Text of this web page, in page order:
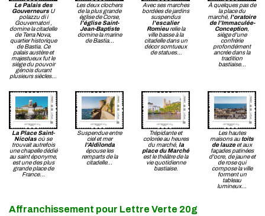
Le Palais des
Gouverneurs U
polazzu di i
Gouvernatori,
domine la citadelle
de Terra Nova,
quartier historique
de Bastia. Ce
palais austère et
majestueux fut le
siège du pouvoir
génois durant
plusieurs siècles...
Les deux clochers
de la plus grande
église de Corse,
l'église Saint-
Jean-Baptiste
domine la marine
de Bastia...
Avec ses marches
bordées de jardins
suspendus
l'escalier
Romieurelie la
ville basse à la
citadelle dans un
décor somtueux
de statues…
À quelques pas de
la place du
marché, l'oratoire
de l'Immaculée-
Conception,
siège d'une
confrérie
profondément
ancrée dans la
tradition
bastiaise...
La Place Saint-
Nicolas où se
trouvait autrefois
une chapelle dédié
au saint éponyme,
est une des plus
grande place de
France...
Suspendue entre
ciel et mer
l'Aldilonda
épouse les
remparts de la
citadelle...
Trépidante et
colorée au heures
du marché, la
place du Marché
est le théâtre de la
vie quotidienne
bastiaise.
Les hautes
maisons au toits
de lauzeet aux
façades patinées
d'ocre, de jaune et
de rose qui
compose la ville
forment un
tableau
lumineux...
Affranchissement pour Lettre Verte 20g